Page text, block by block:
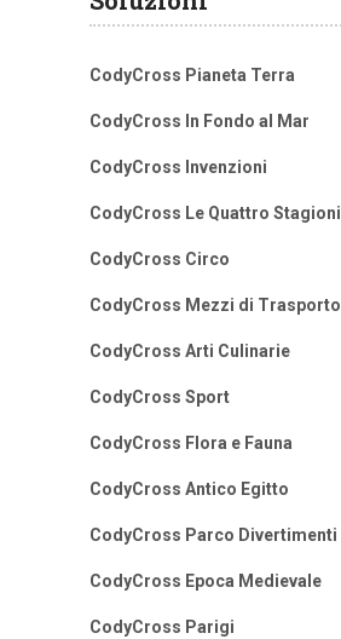
CodyCross Pianeta Terra
CodyCross In Fondo al Mar
CodyCross Invenzioni
CodyCross Le Quattro Stagioni
CodyCross Circo
CodyCross Mezzi di Trasporto
CodyCross Arti Culinarie
CodyCross Sport
CodyCross Flora e Fauna
CodyCross Antico Egitto
CodyCross Parco Divertimenti
CodyCross Epoca Medievale
CodyCross Parigi